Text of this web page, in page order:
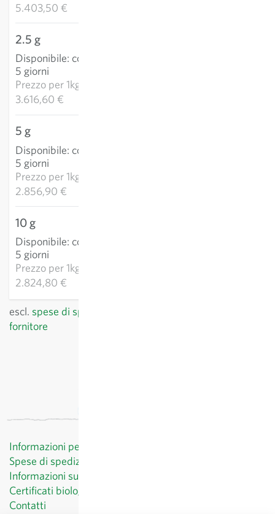
5.403,50 €
2.5 g
Disponibile: consegna 3-
5 giorni
Prezzo per1kg:
3.616,60 €
5 g
Disponibile: consegna 3-
5 giorni
Prezzo per1kg:
2.856,90 €
10 g
Disponibile: consegna 3-
5 giorni
Prezzo per1kg:
2.824,80 €
escl. spese di spedizione
fornitore
Informazioni per il cliente
Spese di spedizione
Informazioni sul diritto di recesso
Certificati biologici
Contatti